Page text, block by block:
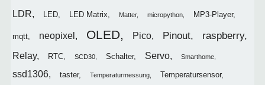
LDR LED LED Matrix Matter micropython MP3-Player
mqtt neopixel OLED Pico Pinout raspberry
Relay RTC SCD30 Schalter Servo Smarthome
ssd1306 taster Temperaturmessung Temperatursensor